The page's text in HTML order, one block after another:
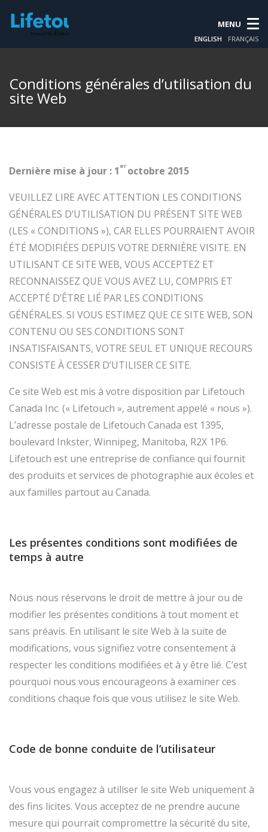
ENGLISH FRANÇAIS
MENU
Conditions générales d’utilisation du
site Web
Dernière mise à jour : 1 er octobre 2015
VEUILLEZ LIRE AVEC ATTENTION LES CONDITIONS
GÉNÉRALES D’UTILISATION DU PRÉSENT SITE WEB
(LES « CONDITIONS »), CAR ELLES POURRAIENT AVOIR
ÉTÉ MODIFIÉES DEPUIS VOTRE DERNIÈRE VISITE. EN
UTILISANT CE SITE WEB, VOUS ACCEPTEZ ET
RECONNAISSEZ QUE VOUS AVEZ LU, COMPRIS ET
ACCEPTÉ D’ÊTRE LIÉ PAR LES CONDITIONS
GÉNÉRALES. SI VOUS ESTIMEZ QUE CE SITE WEB, SON
CONTENU OU SES CONDITIONS SONT
INSATISFAISANTS, VOTRE SEUL ET UNIQUE RECOURS
CONSISTE À CESSER D’UTILISER CE SITE.
Ce site Web est mis à votre disposition par Lifetouch
Canada Inc. (« Lifetouch », autrement appelé « nous »).
L’adresse postale de Lifetouch Canada est 1395,
boulevard Inkster, Winnipeg, Manitoba, R2X 1P6.
Lifetouch est une entreprise de confiance qui fournit
des produits et services de photographie aux écoles et
aux familles partout au Canada.
Les présentes conditions sont modifiées de
temps à autre
Nous nous réservons le droit de mettre à jour ou de
modifier les présentes conditions à tout moment et
sans préavis. En utilisant le site Web à la suite de
modifications, vous signifiez votre consentement à
respecter les conditions modifiées et à y être lié. C’est
pourquoi nous vous encourageons à examiner ces
conditions chaque fois que vous utilisez le site Web.
Code de bonne conduite de l’utilisateur
Vous vous engagez à utiliser le site Web uniquement à
des fins licites. Vous acceptez de ne prendre aucune
mesure qui pourrait compromettre la sécurité du site,